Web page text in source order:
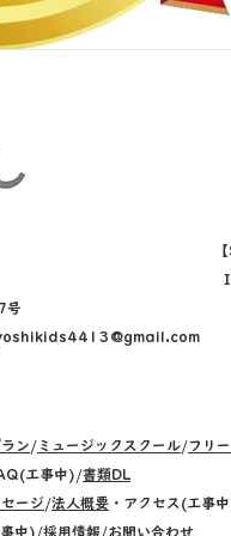
号
ン / ミュージックスクール/フリ
工事中)/書類DL
ージ/法人概要 ・アクセス(工事
中)/採用情報 /お問い合わせ